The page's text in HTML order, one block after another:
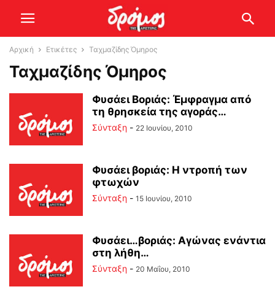
Αρχική Ετικέτες Ταχμαζίδης Όμηρος
Ταχμαζίδης Όμηρος
Φυσάει Βοριάς: Έμφραγμα από
τη θρησκεία της αγοράς…
Σύνταξη - 22 Ιουνίου, 2010
Φυσάει βοριάς: Η ντροπή των
φτωχών
Σύνταξη - 15 Ιουνίου, 2010
Φυσάει…βοριάς: Αγώνας ενάντια
στη λήθη…
Σύνταξη - 20 Μαΐου, 2010